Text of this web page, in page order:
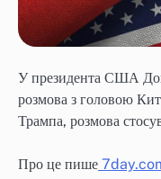
У президента США
розмова з головою
Трампа, розмова
Про це пише